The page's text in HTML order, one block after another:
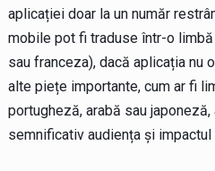
aplicației doar la un număr
mobile pot fi traduse într-o
sau franceza), dacă aplicația nu
alte piețe importante, cum ar fi
portugheză, arabă sau
semnificativ audiența și